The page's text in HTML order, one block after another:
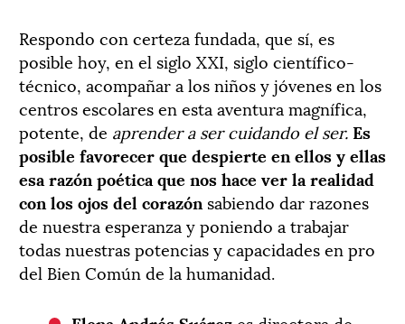
Respondo con certeza fundada, que sí, es
posible hoy, en el siglo XXI, siglo científico-
técnico, acompañar a los niños y jóvenes en los
centros escolares en esta aventura magnífica,
potente, de aprender a ser cuidando el ser.Es
posible favorecer que despierte en ellos y ellas
esa razón poética que nos hace ver la realidad
con los ojos del corazón sabiendo dar razones
de nuestra esperanza y poniendo a trabajar
todas nuestras potencias y capacidades en pro
del Bien Común de la humanidad.